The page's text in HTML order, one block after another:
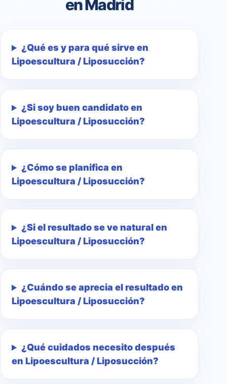
en Madrid
¿Qué es y para qué sirve en
Lipoescultura / Liposucción?
¿Si soy buen candidato en
Lipoescultura / Liposucción?
¿Cómo se planifica en
Lipoescultura / Liposucción?
¿Si el resultado se ve natural en
Lipoescultura / Liposucción?
¿Cuándo se aprecia el resultado en
Lipoescultura / Liposucción?
¿Qué cuidados necesito después
en Lipoescultura / Liposucción?